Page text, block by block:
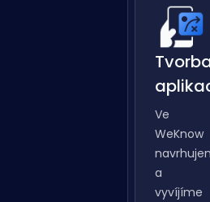
Tvorba
aplikací
Ve
WeKnow